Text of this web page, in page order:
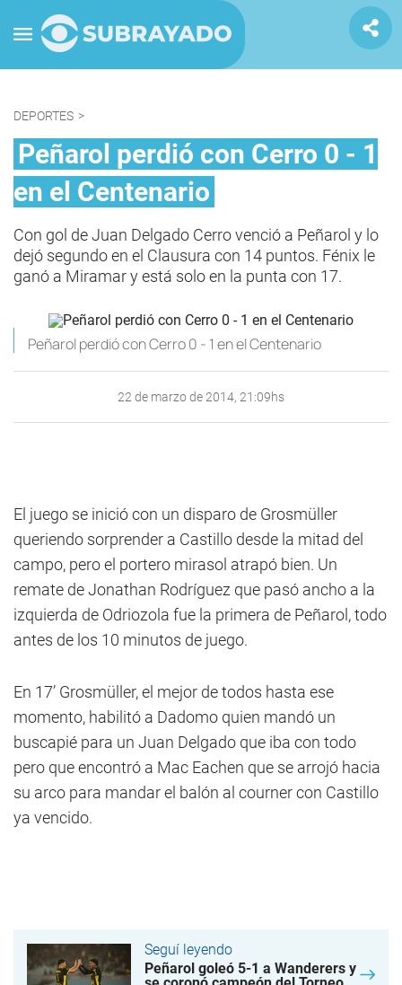
DEPORTES >
Peñarol perdió con Cerro 0 - 1
en el Centenario
Con gol de Juan Delgado Cerro venció a Peñarol y lo
dejó segundo en el Clausura con 14 puntos. Fénix le
ganó a Miramar y está solo en la punta con 17.
Peñarol perdió con Cerro 0 - 1 en el Centenario
22 de marzo de 2014, 21:09hs
El juego se inició con un disparo de Grosmüller
queriendo sorprender a Castillo desde la mitad del
campo, pero el portero mirasol atrapó bien. Un
remate de Jonathan Rodríguez que pasó ancho a la
izquierda de Odriozola fue la primera de Peñarol, todo
antes de los 10 minutos de juego.
En 17’ Grosmüller, el mejor de todos hasta ese
momento, habilitó a Dadomo quien mandó un
buscapié para un Juan Delgado que iba con todo
pero que encontró a Mac Eachen que se arrojó hacia
su arco para mandar el balón al courner con Castillo
ya vencido.
Seguí leyendo
Peñarol goleó 5-1 a Wanderers y